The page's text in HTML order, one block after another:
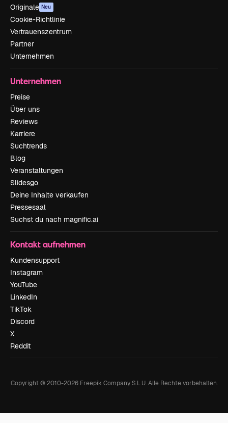
Originale Neu
Cookie-Richtlinie
Vertrauenszentrum
Partner
Unternehmen
Unternehmen
Preise
Über uns
Reviews
Karriere
Suchtrends
Blog
Veranstaltungen
Slidesgo
Deine Inhalte verkaufen
Pressesaal
Suchst du nach magnific.ai
Kontakt aufnehmen
Kundensupport
Instagram
YouTube
LinkedIn
TikTok
Discord
X
Reddit
Copyright © 2010-2026Freepik Company S.L.U. Alle Rechte vorbehalten.